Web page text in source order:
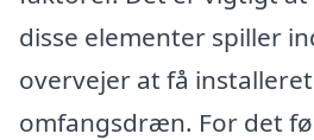
disse elementer spiller
overvejer at få
omfangsdræn. For det